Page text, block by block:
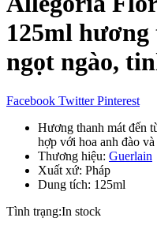
125ml
ngọt ngào,
Facebook Twitter Pinterest
Hương thanh mát đến
hợp với hoa anh đào
Thương hiệu: Guerlain
Xuất xứ: Pháp
Dung tích: 125ml
Tình trạng:In stock